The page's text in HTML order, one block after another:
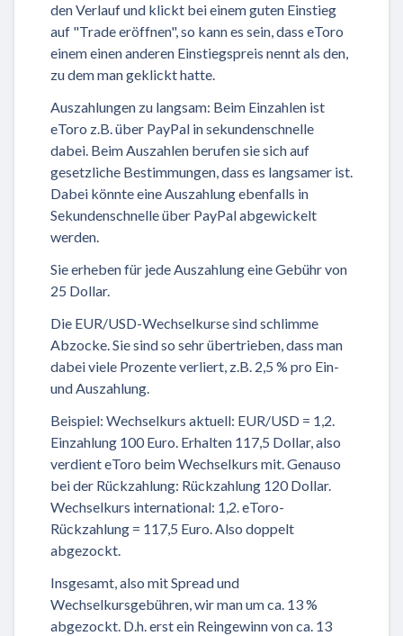
den Verlauf und klickt bei einem guten Einstieg
auf "Trade eröffnen", so kann es sein, dass eToro
einem einen anderen Einstiegspreis nennt als den,
zu dem man geklickt hatte.
Auszahlungen zu langsam: Beim Einzahlen ist
eToro z.B. über PayPal in sekundenschnelle
dabei. Beim Auszahlen berufen sie sich auf
gesetzliche Bestimmungen, dass es langsamer ist.
Dabei könnte eine Auszahlung ebenfalls in
Sekundenschnelle über PayPal abgewickelt
werden.
Sie erheben für jede Auszahlung eine Gebühr von
25 Dollar.
Die EUR/USD-Wechselkurse sind schlimme
Abzocke. Sie sind so sehr übertrieben, dass man
dabei viele Prozente verliert, z.B. 2,5 % pro Ein-
und Auszahlung.
Beispiel: Wechselkurs aktuell: EUR/USD = 1,2.
Einzahlung 100 Euro. Erhalten 117,5 Dollar, also
verdient eToro beim Wechselkurs mit. Genauso
bei der Rückzahlung: Rückzahlung 120 Dollar.
Wechselkurs international: 1,2. eToro-
Rückzahlung = 117,5 Euro. Also doppelt
abgezockt.
Insgesamt, also mit Spread und
Wechselkursgebühren, wir man um ca. 13 %
abgezockt. D.h. erst ein Reingewinn von ca. 13